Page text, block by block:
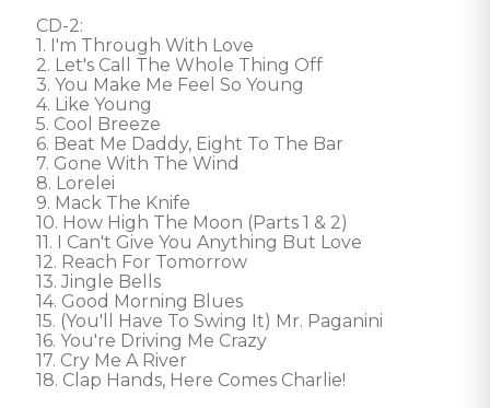
CD-2:
1. I'm Through With Love
2. Let's Call The Whole Thing Off
3. You Make Me Feel So Young
4. Like Young
5. Cool Breeze
6. Beat Me Daddy, Eight To The Bar
7. Gone With The Wind
8. Lorelei
9. Mack The Knife
10. How High The Moon (Parts 1 & 2)
11. I Can't Give You Anything But Love
12. Reach For Tomorrow
13. Jingle Bells
14. Good Morning Blues
15. (You'll Have To Swing It) Mr. Paganini
16. You're Driving Me Crazy
17. Cry Me A River
18. Clap Hands, Here Comes Charlie!